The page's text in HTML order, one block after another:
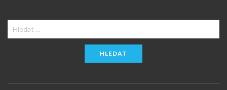
Vyhledávání